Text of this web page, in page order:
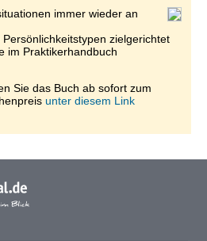
immer wieder an
zielgerichtet
im Praktikerhandbuch
Sie das Buch ab sofort zum
unter diesem Link